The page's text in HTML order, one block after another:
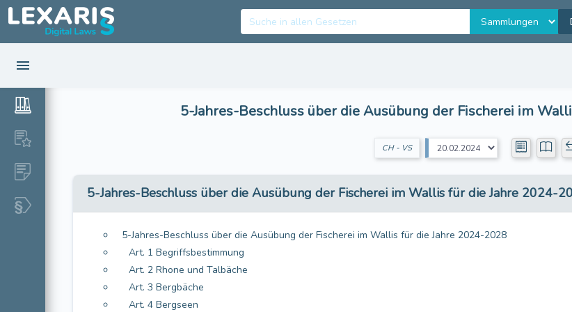
5-Jahres-Beschluss über die Ausübung der Fischerei im
CH - VS
5-Jahres-Beschluss über die Ausübung der Fischerei im Wallis für die Jahre 2024-
5-Jahres-Beschluss über die Ausübung der Fischerei im Wallis für die Jahre 2024-2028
Art. 1 Begriffsbestimmung
Art. 2 Rhone und Talbäche
Art. 3 Bergbäche
Art. 4 Bergseen